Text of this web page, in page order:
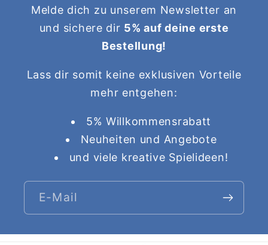
Melde dich zu unserem Newsletter an
und sichere dir 5% auf deine erste
Bestellung!
Lass dir somit keine exklusiven Vorteile
mehr entgehen:
5% Willkommensrabatt
Neuheiten und Angebote
und viele kreative Spielideen!
E-Mail